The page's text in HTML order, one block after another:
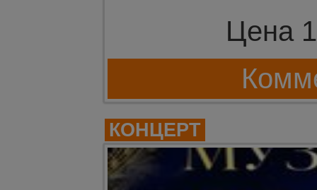
Цена
КОНЦЕРТ